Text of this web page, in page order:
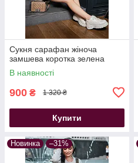
Сукня сарафан жіноча
замшева коротка зелена
В наявності
900 ₴ 1 320 ₴
Купити
Новинка –31%